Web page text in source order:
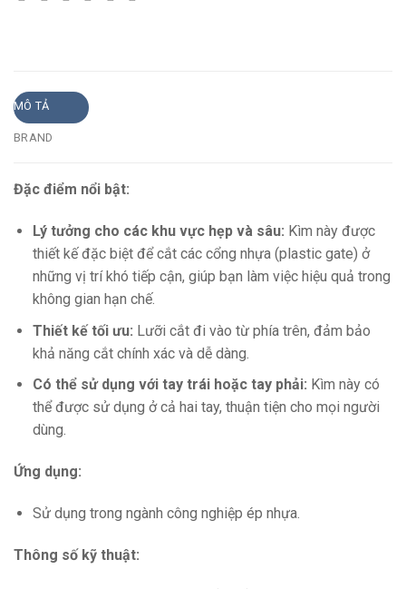
MÔ TẢ
BRAND
Đặc điểm nổi bật:
Lý tưởng cho các khu vực hẹp và sâu: Kìm này được
thiết kế đặc biệt để cắt các cổng nhựa (plastic gate) ở
những vị trí khó tiếp cận, giúp bạn làm việc hiệu quả trong
không gian hạn chế.
Thiết kế tối ưu: Lưỡi cắt đi vào từ phía trên, đảm bảo
khả năng cắt chính xác và dễ dàng.
Có thể sử dụng với tay trái hoặc tay phải: Kìm này có
thể được sử dụng ở cả hai tay, thuận tiện cho mọi người
dùng.
Ứng dụng:
Sử dụng trong ngành công nghiệp ép nhựa.
Thông số kỹ thuật: